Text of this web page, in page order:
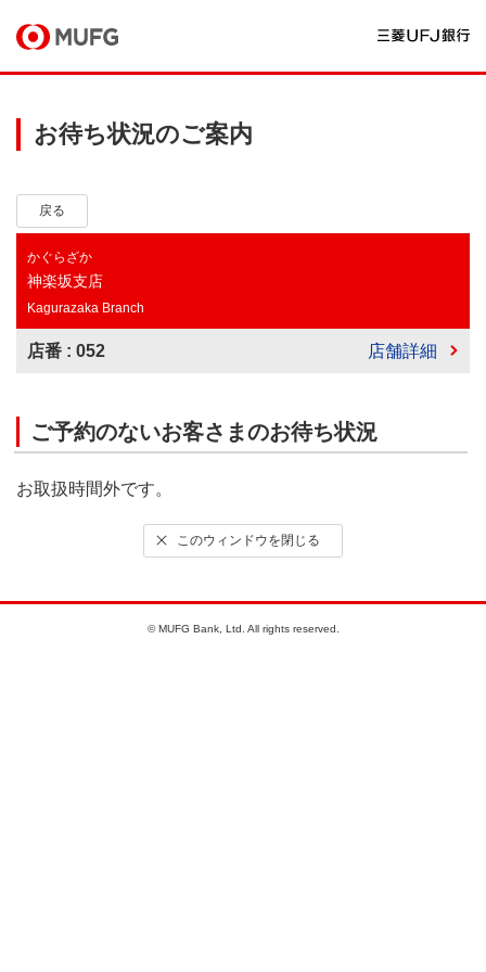
お待ち状況のご案内
戻る
かぐらざか
神楽坂支店
Kagurazaka Branch
店番 : 052 店舗詳細
ご予約のないお客さまのお待ち状況
お取扱時間外です。
このウィンドウを閉じる
© MUFG Bank, Ltd. All rights reserved.